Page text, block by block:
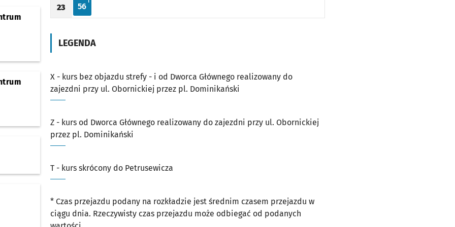
Sprawdź proponowane przesiadki na inne linie
Sprawdź proponowane przesiadki na inne linie
Pl. Staszica
Sprawdź proponowane przesiadki na inne linie
Kleczkowska
Sprawdź proponowane przesiadki na inne linie
Most Osobowicki
Sprawdź proponowane przesiadki na inne linie
Łużycka
Sprawdź proponowane przesiadki na inne linie
Godzina odjazdu
23 Odjazd
56
minut po godzinie 23
LEGENDA
X - kurs bez objazdu strefy - i od Dworca Głównego realizowany do
zajezdni przy ul. Obornickiej przez pl. Dominikański
Z - kurs od Dworca Głównego realizowany do zajezdni przy ul. Obornickiej
przez pl. Dominikański
T - kurs skrócony do Petrusewicza
* Czas przejazdu podany na rozkładzie jest średnim czasem przejazdu w
ciągu dnia. Rzeczywisty czas przejazdu może odbiegać od podanych